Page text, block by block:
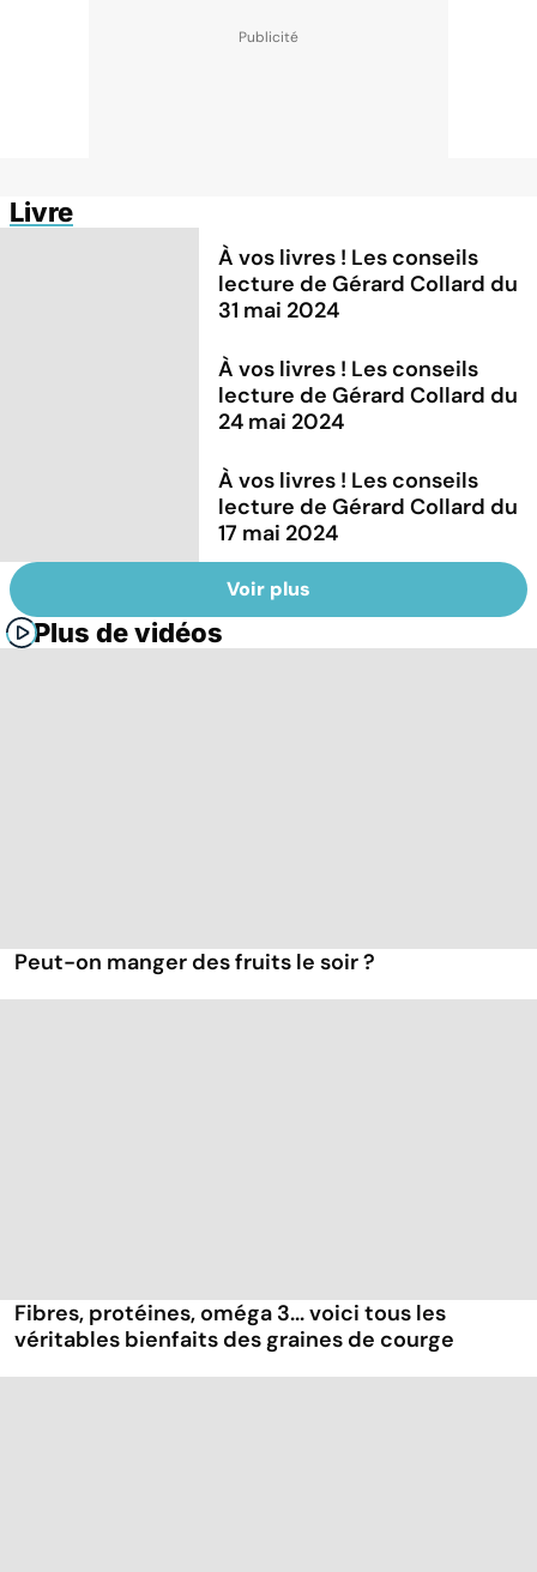
Livre
À vos livres ! Les conseils
lecture de Gérard Collard du
31 mai 2024
À vos livres ! Les conseils
lecture de Gérard Collard du
24 mai 2024
À vos livres ! Les conseils
lecture de Gérard Collard du
17 mai 2024
Voir plus
Plus de vidéos
Peut-on manger des fruits le soir ?
Fibres, protéines, oméga 3... voici tous les
véritables bienfaits des graines de courge